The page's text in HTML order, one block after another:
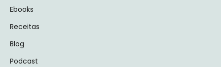
Ebooks
Receitas
Blog
Podcast